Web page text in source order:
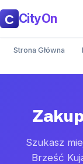
CityOn
Strona Główna
Szukasz
Brześć